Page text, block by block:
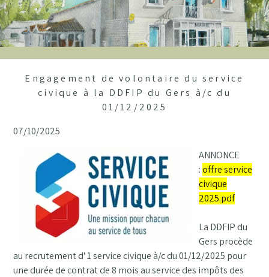
Engagement de volontaire du service
civique à la DDFIP du Gers à/c du
01/12/2025
07/10/2025
ANNONCE
:offre service
civique
2025.pdf
La DDFIP du
Gers procède
au recrutement d' 1 service civique à/c du 01/12/2025 pour
une durée de contrat de 8 mois au service des impôts des